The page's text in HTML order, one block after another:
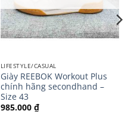
LIFESTYLE/CASUAL
Giày REEBOK Workout Plus
chính hãng secondhand –
Size 43
985.000 ₫